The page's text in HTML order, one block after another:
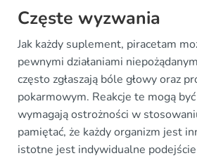
Częste wyzwania
Jak każdy suplement, piracetam
pewnymi działaniami
często zgłaszają bóle głowy oraz
pokarmowym. Reakcje te mogą
wymagają ostrożności w
pamiętać, że każdy organizm jest
istotne jest indywidualne